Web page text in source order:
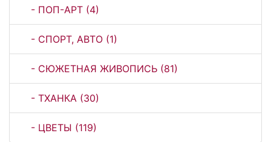
- ПОП-АРТ (4)
- СПОРТ, АВТО (1)
- СЮЖЕТНАЯ ЖИВОПИСЬ (81)
- ТХАНКА (30)
- ЦВЕТЫ (119)